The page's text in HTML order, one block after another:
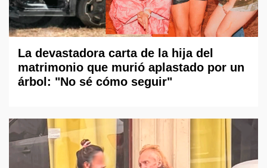
La devastadora carta de la hija del
matrimonio que murió aplastado por un
árbol: "No sé cómo seguir"